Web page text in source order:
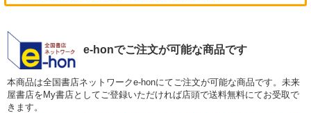
e-honでご注文が可能な商品です
本商品は全国書店ネットワークe-honにてご注文が可能な商品です。未来
屋書店をMy書店としてご登録いただければ店頭で送料無料にてお受取で
きます。